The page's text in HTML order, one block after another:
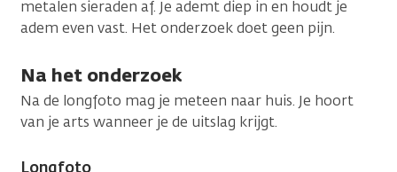
metalen sieraden af. Je ademt diep in en houdt je
adem even vast. Het onderzoek doet geen pijn.
Na het onderzoek
Na de longfoto mag je meteen naar huis. Je hoort
van je arts wanneer je de uitslag krijgt.
Longfoto